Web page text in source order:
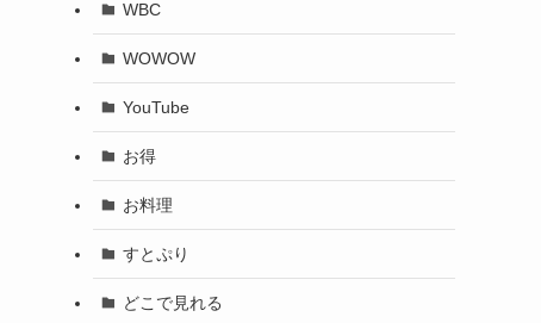
WBC
WOWOW
YouTube
お得
お料理
すとぷり
どこで見れる